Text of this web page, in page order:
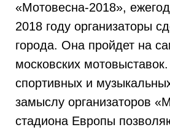
«Мотовесна-2018»,
2018 году организаторы
города. Она пройдет на
московских
спортивных и
замыслу организаторов
стадиона Европы